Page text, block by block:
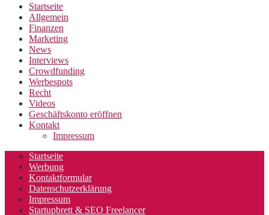
Startseite
Allgemein
Finanzen
Marketing
News
Interviews
Crowdfunding
Werbespots
Recht
Videos
Geschäftskonto eröffnen
Kontakt
Impressum
Startseite
Werbung
Kontaktformular
Datenschutzerklärung
Impressum
Startupbrett & SEO Freelancer